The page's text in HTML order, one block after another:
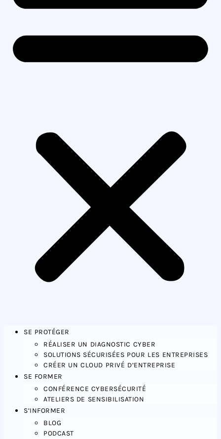
SE PROTÉGER
RÉALISER UN DIAGNOSTIC CYBER
SOLUTIONS SÉCURISÉES POUR LES ENTREPRISES
CRÉER UN CLOUD PRIVÉ D’ENTREPRISE
SE FORMER
CONFÉRENCE CYBERSÉCURITÉ
ATELIERS DE SENSIBILISATION
S’INFORMER
BLOG
PODCAST